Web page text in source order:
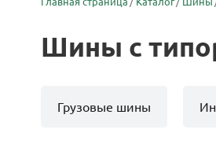
Шины с
Грузовые шины